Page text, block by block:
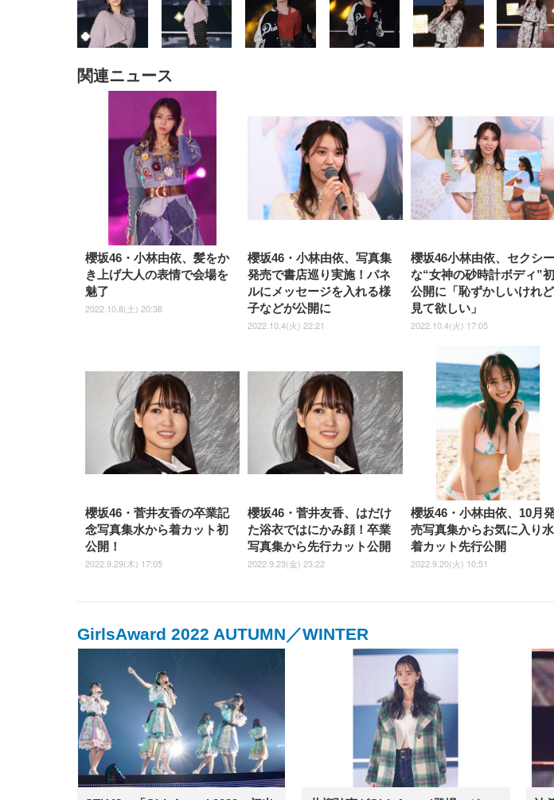
[EdoErgo] オフィスチェア 椅
子 テレワーク 疲れない 跳ね
上げ式アームレスト コンパク
ト 約105度ロッキング pc 事務
椅子 360度回転 座面昇降 強化
ナイロン樹脂ベース 通気性メ
ッシュ 在宅ワーク H-
WY01(黒網+黒枠+黒足)
ア 人間工学 疲れない ブラッ
チェア 強化バックレスト 30
度ロッキング機能 人間工学 椅
子 腰サポート 90度跳ね上げ
式アームレスト 3Dヘッドレス
ト ハンガー付き 高反発クッシ
ョン PCチェア 通気性メッシ
ュ ゲーミング/勉強/事務用 お
しゃれ パソコンチェア (ブラ
ック)
￥7,680
チェア 強化バッ
ロッキング機能
腰サポート 90
ームレスト 3D
ハンガー付き
ン PCチェア 通
ゲーミング/勉強
ゃれ パソコンチ
ト)
￥7,680
EIZO ビジネス向けプレミア
ムモニター | FlexScan
EV3240X-WT | 31.5型4K
UHD・USB Type-C・ホワイ
￥105,595
EIZO ビジネス向けプレミア
EV2740X-WT | 27.0型4K
UHD・USB Type-C・ホワイ
￥109,572
ク付き（CFI-ZDM1J）
￥49,979
HD（1920×1080）VA
沢 HDMI/DisplayPort/
スピーカー内蔵 高さ
イベル VESA対応
ComfortView ビジネス
￥15,800
Amazonベーシック ペットシ
ーツ 薄型 レギュラー 1回使い
捨て 無香料 ホワイト 300枚
枚) ホワイト(吸収面:ライトブ
￥1,800
Smart Basic ア
ペットシーツ 超
ワイド 100枚入
販売)
￥3,670
関連ニュース
櫻坂46・小林由依、髪をか
き上げ大人の表情で会場を
魅了
2022.10.8(土) 20:38
櫻坂46・小林由依、写真集
発売で書店巡り実施！パネ
ルにメッセージを入れる様
子などが公開に
2022.10.4(火) 22:21
櫻坂46小林由依、セクシー
な“女神の砂時計ボディ”初
公開に「恥ずかしいけれど
見て欲しい」
2022.10.4(火) 17:05
櫻坂46・菅井友香の卒業記
念写真集水から着カット初
公開！
2022.9.29(木) 17:05
櫻坂46・菅井友香、はだけ
た浴衣ではにかみ顔！卒業
写真集から先行カット公開
2022.9.23(金) 23:22
櫻坂46・小林由依、10月
売写真集からお気に入り水
着カット先行公開
2022.9.20(火) 10:51
GirlsAward 2022 AUTUMN／WINTER